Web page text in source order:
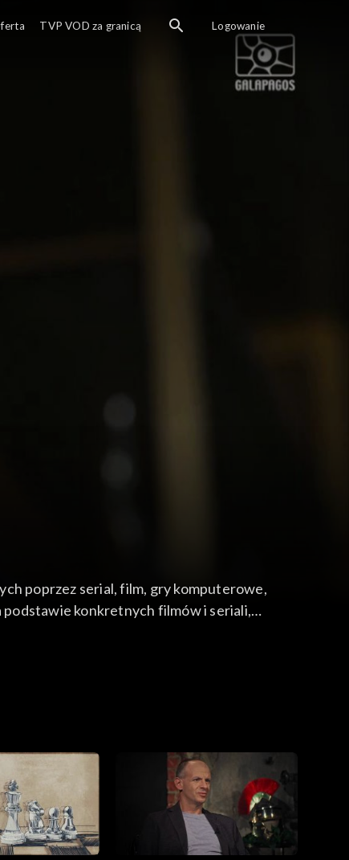
poprzez serial, film, gry komputerowe,
konkretnych filmów i seriali,
TVP VOD za granicą Logowanie